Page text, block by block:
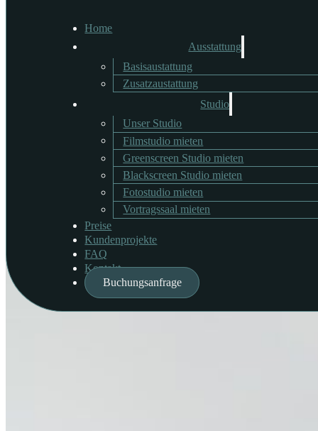
Home
Ausstattung
Basisaustattung
Zusatzaustattung
Studio
Unser Studio
Filmstudio mieten
Greenscreen Studio mieten
Blackscreen Studio mieten
Fotostudio mieten
Vortragssaal mieten
Preise
Kundenprojekte
FAQ
Kontakt
Buchungsanfrage
Profoto Blitzschirm
Der vielseitige Blitzschirm mit hoher Lichtleistung sorgt für
Verfügbare Menge: 2